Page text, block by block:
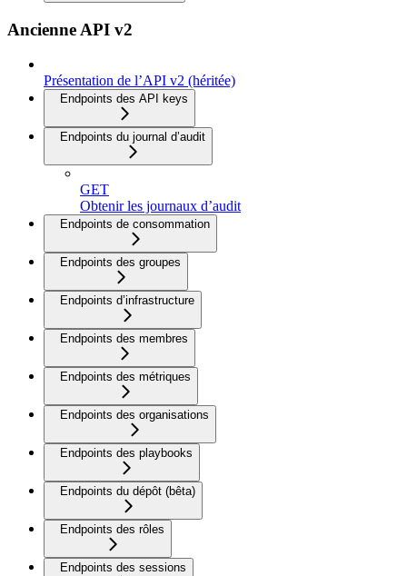
Ancienne API v2
Présentation de l’API v2 (héritée)
Endpoints des API keys
Endpoints du journal d’audit
GET
Obtenir les journaux d’audit
Endpoints de consommation
Endpoints des groupes
Endpoints d’infrastructure
Endpoints des membres
Endpoints des métriques
Endpoints des organisations
Endpoints des playbooks
Endpoints du dépôt (bêta)
Endpoints des rôles
Endpoints des sessions